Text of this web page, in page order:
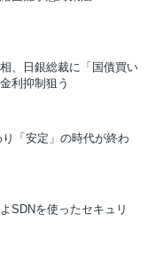
、日銀総裁に「国債買い
利抑制狙う
「安定」の時代が終わ
SDNを使ったセキュリ